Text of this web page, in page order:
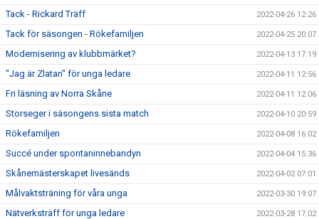
Tack - Rickard Träff 2022-04-26 12:26
Tack för säsongen - Rökefamiljen 2022-04-25 20:07
Modernisering av klubbmärket? 2022-04-13 17:19
"Jag är Zlatan" för unga ledare 2022-04-11 12:56
Fri läsning av Norra Skåne 2022-04-11 12:06
Storseger i säsongens sista match 2022-04-10 20:59
Rökefamiljen 2022-04-08 16:02
Succé under spontaninnebandyn 2022-04-04 15:36
Skånemästerskapet livesänds 2022-04-02 07:01
Målvaktsträning för våra unga 2022-03-30 19:07
Nätverksträff för unga ledare 2022-03-28 17:02